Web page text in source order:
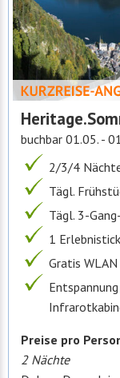
buchbar 01.05. -
2/3/4
Tägl.
Tägl. 3-
1
Gratis
Preise pro
2 Nächte